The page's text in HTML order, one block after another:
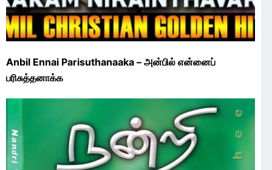
Anbil Ennai Parisuthanaaka – அன்பில் என்னைப்
பரிசுத்தனாக்க